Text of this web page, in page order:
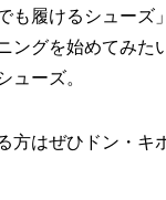
も履けるシュー
ングを始めてみ
ューズ。
方はぜひドン・キ